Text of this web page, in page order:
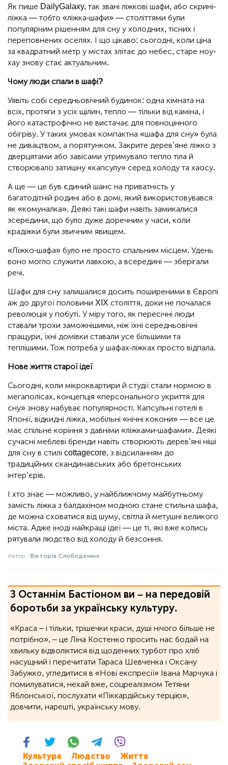
Як пише DailyGalaxy, так звані ліжкові шафи, або скрині-
ліжка — тобто «ліжка-шафи» — століттями були
популярним рішенням для сну у холодних, тісних і
переповнених оселях. І що цікаво: сьогодні, коли ціна
за квадратний метр у містах злітає до небес, старе ноу-
хау знову стає актуальним.
Чому люди спали в шафі?
Уявіть собі середньовічний будинок: одна кімната на
всіх, протяги з усіх щілин, тепло — тільки від каміна, і
його катастрофічно не вистачає для повноцінного
обігріву. У таких умовах компактна «шафа для сну» була
не дивацтвом, а порятунком. Закрите дерев’яне ліжко з
дверцятами або завісами утримувало тепло тіла й
створювало затишну «капсулу» серед холоду та хаосу.
А ще — це був єдиний шанс на приватність у
багатодітній родині або в домі, який використовувався
як «комуналка». Деякі такі шафи навіть замикалися
зсередини, що було дуже доречним у часи, коли
крадіжки були звичним явищем.
«Ліжко-шафа» було не просто спальним місцем. Удень
воно могло служити лавкою, а всередині — зберігали
речі.
Шафи для сну залишалися досить поширеними в Європі
аж до другої половини XIX століття, доки не почалася
революція у побуті. У міру того, як пересічні люди
ставали трохи заможнішими, ніж їхні середньовічні
пращури, їхні домівки ставали усе більшими та
теплішими. Тож потреба у шафах-ліжках просто відпала.
Нове життя старої ідеї
Сьогодні, коли мікроквартири й студії стали нормою в
мегаполісах, концепція «персонального укриття для
сну» знову набуває популярності. Капсульні готелі в
Японії, відкидні ліжка, мобільні «нічні кокони» — все це
має спільне коріння з давніми «ліжками-шафами». Деякі
сучасні меблеві бренди навіть створюють дерев’яні ніші
для сну в стилі cottagecore, з відсиланням до
традиційних скандинавських або бретонських
інтер’єрів.
І хто знає — можливо, у найближчому майбутньому
замість ліжка з балдахіном модною стане стильна шафа,
де можна сховатися від шуму, світла й метушні великого
міста. Адже іноді найкращі ідеї — це ті, які вже колись
рятували людство від холоду й безсоння.
Автор : Вікторія Слободенюк
З Останнім Бастіоном ви – на передовій
боротьби за українську культуру.
«Краса – і тільки, трішечки краси, душі нічого більше не
потрібно», ‒ це Ліна Костенко просить нас бодай на
хвильку відволіктися від щоденних турбот про хліб
насущний і перечитати Тараса Шевченка і Оксану
Забужко, угледитися в «Нові експресії» Івана Марчука і
помилуватися, нехай вже, соцреалізмом Тетяни
Яблонської, послухати «Піккардійську терцію»,
довчити, нарешті, українську мову.
Культура Людство
Життя